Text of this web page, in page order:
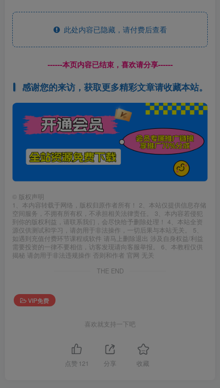
此处内容已隐藏，请付费后查看
------本页内容已结束，喜欢请分享------
感谢您的来访，获取更多精彩文章请收藏本站。
© 版权声明
1、本内容转载于网络，版权归原作者所有！ 2、本站仅提供信息存储
空间服务，不拥有所有权，不承担相关法律责任。 3、本内容若侵犯
到你的版权利益，请联系我们，会尽快给予删除处理！ 4、本站全资
源仅供测试和学习，请勿用于非法操作，一切后果与本站无关。 5、
如遇到充值付费环节课程或软件 请马上删除退出 涉及自身权益/利益
需要投资的一律不要相信，访客发现请向客服举报。 6、本教程仅供
揭秘 请勿用于非法违规操作 否则和作者 官网 无关
THE END
VIP免费
喜欢就支持一下吧
点赞 121 分享 收藏